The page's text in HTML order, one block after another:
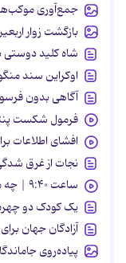
جمع‌آوری
بازگشت زوار
شاه کلید دوستی
اوکراین سند
آگاهی بدون
فرمول شکست
افشای اطلاعات
نجات از غرق
ساعت ۹:۴۰ | چه میراثی از خود به جای گذاشت؟
یک کودک دو
آزادگان جهان
پیاده‌روی